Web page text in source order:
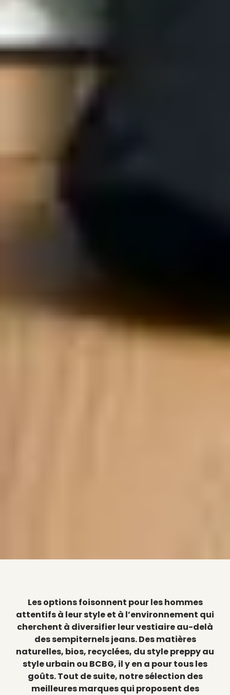
Les options foisonnent pour les hommes
attentifs à leur style et à l’environnement qui
cherchent à diversifier leur vestiaire au-delà
des sempiternels jeans. Des matières
naturelles, bios, recyclées, du style preppy au
style urbain ou BCBG, il y en a pour tous les
goûts. Tout de suite, notre sélection des
meilleures marques qui proposent des